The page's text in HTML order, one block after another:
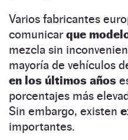
Varios fabricantes
comunicar que
mezcla sin
mayoría de vehículos
en los últimos años
porcentajes más
Sin embargo, existen
importantes.